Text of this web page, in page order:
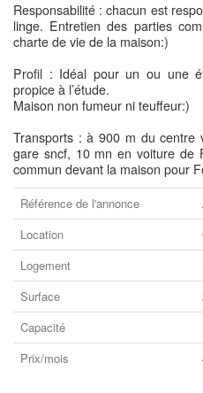
Responsabilité : chacun est
linge. Entretien des parties
charte de vie de la maison:)
Profil : Idéal pour un ou une
propice à l’étude.
Maison non fumeur ni teuffeur:)
Transports : à 900 m du centre
gare sncf, 10 mn en voiture de
commun devant la maison pour
Référence de l'annonce
Location
Logement
Surface
Capacité
Prix/mois